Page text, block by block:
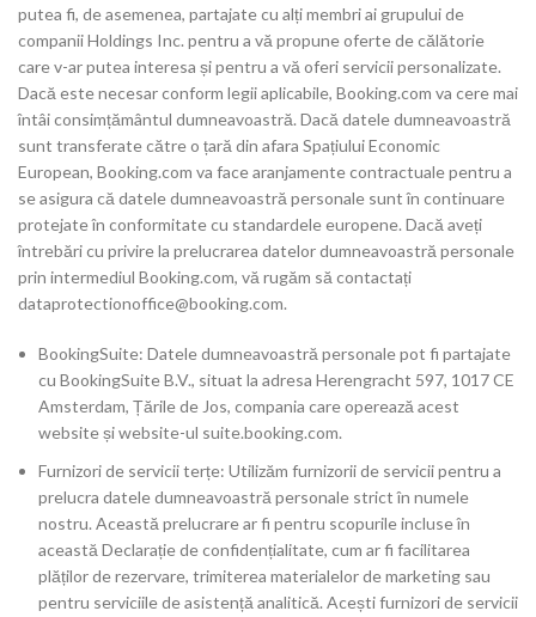
putea fi, de asemenea, partajate cu alți membri ai grupului de
companii Holdings Inc. pentru a vă propune oferte de călătorie
care v-ar putea interesa și pentru a vă oferi servicii personalizate.
Dacă este necesar conform legii aplicabile, Booking.com va cere mai
întâi consimțământul dumneavoastră. Dacă datele dumneavoastră
sunt transferate către o țară din afara Spațiului Economic
European, Booking.com va face aranjamente contractuale pentru a
se asigura că datele dumneavoastră personale sunt în continuare
protejate în conformitate cu standardele europene. Dacă aveți
întrebări cu privire la prelucrarea datelor dumneavoastră personale
prin intermediul Booking.com, vă rugăm să contactați
dataprotectionoffice@booking.com.
BookingSuite: Datele dumneavoastră personale pot fi partajate
cu BookingSuite B.V., situat la adresa Herengracht 597, 1017 CE
Amsterdam, Țările de Jos, compania care operează acest
website și website-ul suite.booking.com.
Furnizori de servicii terțe: Utilizăm furnizorii de servicii pentru a
prelucra datele dumneavoastră personale strict în numele
nostru. Această prelucrare ar fi pentru scopurile incluse în
această Declarație de confidențialitate, cum ar fi facilitarea
plăților de rezervare, trimiterea materialelor de marketing sau
pentru serviciile de asistență analitică. Acești furnizori de servicii